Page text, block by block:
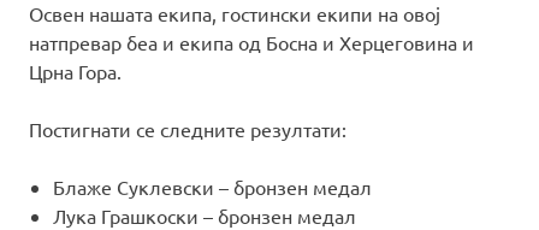
Освен нашата екипа, гостински екипи на овој
натпревар беа и екипа од Босна и Херцеговина и
Црна Гора.
Постигнати се следните резултати:
Блаже Суклевски – бронзен медал
Лука Грашкоски – бронзен медал